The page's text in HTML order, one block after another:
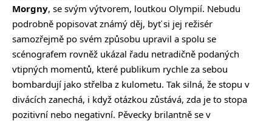
Morgny, se svým výtvorem, loutkou Olympií. Nebudu
podrobně popisovat známý děj, byť si jej režisér
samozřejmě po svém způsobu upravil a spolu se
scénografem rovněž ukázal řadu netradičně podaných
vtipných momentů, které publikum rychle za sebou
bombardují jako střelba z kulometu. Tak silná, že stopu v
divácích zanechá, i když otázkou zůstává, zda je to stopa
pozitivní nebo negativní. Pěvecky brilantně se v